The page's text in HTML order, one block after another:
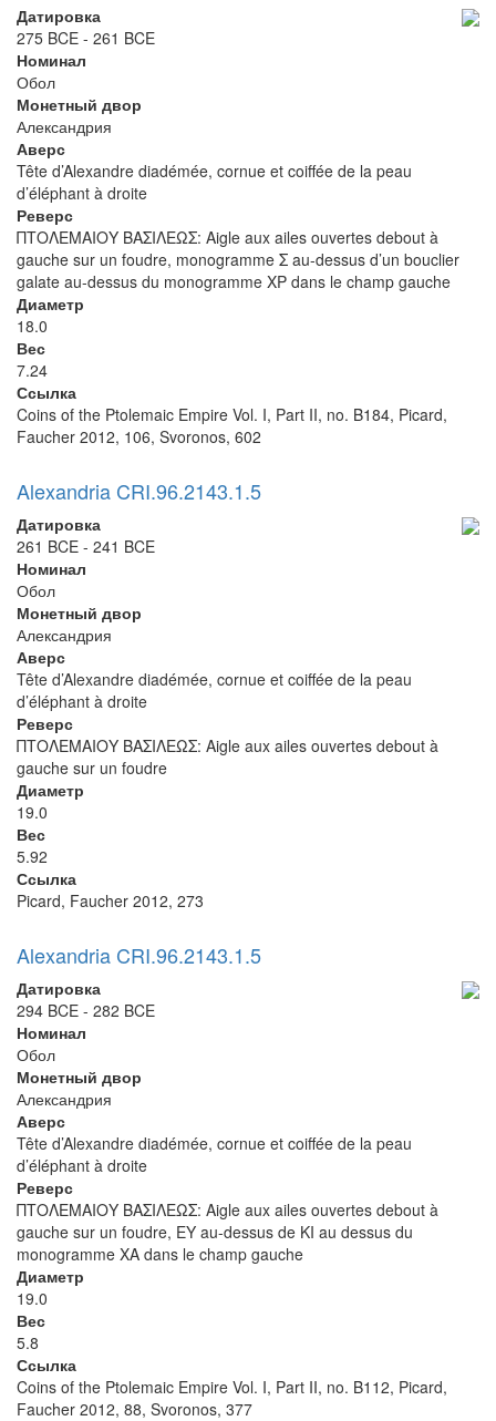
Датировка
275 BCE - 261 BCE
Номинал
Обол
Монетный двор
Александрия
Аверс
Tête d’Alexandre diadémée, cornue et coiffée de la peau
d’éléphant à droite
Реверс
ΠΤΟΛΕΜΑΙΟΥ ΒΑΣΙΛΕΩΣ: Aigle aux ailes ouvertes debout à
gauche sur un foudre, monogramme Σ au-dessus d’un bouclier
galate au-dessus du monogramme XP dans le champ gauche
Диаметр
18.0
Вес
7.24
Ссылка
Coins of the Ptolemaic Empire Vol. I, Part II, no. B184, Picard,
Faucher 2012, 106, Svoronos, 602
Alexandria CRI.96.2143.1.5
Датировка
261 BCE - 241 BCE
Номинал
Обол
Монетный двор
Александрия
Аверс
Tête d’Alexandre diadémée, cornue et coiffée de la peau
d’éléphant à droite
Реверс
ΠΤΟΛΕΜΑΙΟΥ ΒΑΣΙΛΕΩΣ: Aigle aux ailes ouvertes debout à
gauche sur un foudre
Диаметр
19.0
Вес
5.92
Ссылка
Picard, Faucher 2012, 273
Alexandria CRI.96.2143.1.5
Датировка
294 BCE - 282 BCE
Номинал
Обол
Монетный двор
Александрия
Аверс
Tête d’Alexandre diadémée, cornue et coiffée de la peau
d’éléphant à droite
Реверс
ΠΤΟΛΕΜΑΙΟΥ ΒΑΣΙΛΕΩΣ: Aigle aux ailes ouvertes debout à
gauche sur un foudre, EY au-dessus de KI au dessus du
monogramme XA dans le champ gauche
Диаметр
19.0
Вес
5.8
Ссылка
Coins of the Ptolemaic Empire Vol. I, Part II, no. B112, Picard,
Faucher 2012, 88, Svoronos, 377